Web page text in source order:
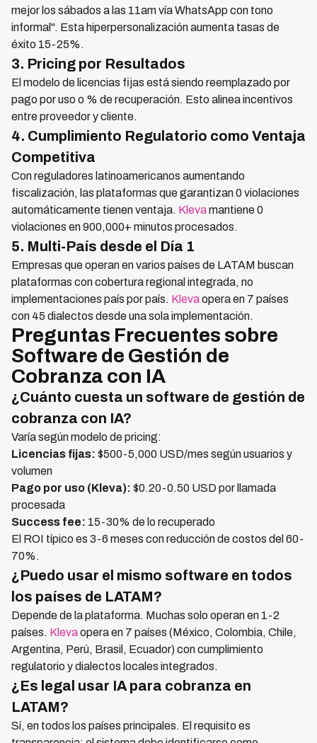
mejor los sábados a las 11am vía WhatsApp con tono
informal". Esta hiperpersonalización aumenta tasas de
éxito 15-25%.
3. Pricing por Resultados
El modelo de licencias fijas está siendo reemplazado por
pago por uso o % de recuperación. Esto alinea incentivos
entre proveedor y cliente.
4. Cumplimiento Regulatorio como Ventaja
Competitiva
Con reguladores latinoamericanos aumentando
fiscalización, las plataformas que garantizan 0 violaciones
automáticamente tienen ventaja. Klevamantiene 0
violaciones en 900,000+ minutos procesados.
5. Multi-País desde el Día 1
Empresas que operan en varios países de LATAM buscan
plataformas con cobertura regional integrada, no
implementaciones país por país. Klevaopera en 7 países
con 45 dialectos desde una sola implementación.
Preguntas Frecuentes sobre
Software de Gestión de
Cobranza con IA
¿Cuánto cuesta un software de gestión de
cobranza con IA?
Varía según modelo de pricing:
Licencias fijas: $500-5,000 USD/mes según usuarios y
volumen
Pago por uso (Kleva): $0.20-0.50 USD por llamada
procesada
Success fee: 15-30% de lo recuperado
El ROI típico es 3-6 meses con reducción de costos del 60-
70%.
¿Puedo usar el mismo software en todos
los países de LATAM?
Depende de la plataforma. Muchas solo operan en 1-2
países. Klevaopera en 7 países (México, Colombia, Chile,
Argentina, Perú, Brasil, Ecuador) con cumplimiento
regulatorio y dialectos locales integrados.
¿Es legal usar IA para cobranza en
LATAM?
Sí, en todos los países principales. El requisito es